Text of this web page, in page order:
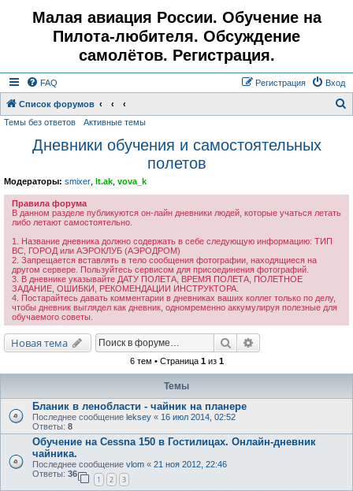
Малая авиация России. Обучение на
Пилота-любителя. Обсуждение
самолётов. Регистрация.
FAQ Вход
Регистрация
Список форумов
Темы без ответов Активные темы
Дневники обучения и самостоятельных
полетов
Модераторы: smixer lt.ak vova_k
Правила форума
В данном разделе публикуются он-лайн дневники людей, которые учаться летать
либо летают самостоятельно.
1. Название дневника должно содержать в себе следующую информацию: ТИП
ВС, ГОРОД или АЭРОКЛУБ (АЭРОДРОМ)
2. Запрещается вставлять в тело сообщения фотографии, находящиеся на
другом сервере. Пользуйтесь сервисом для присоединения фотографий.
3. В дневнике указывайте ДАТУ ПОЛЕТА, ВРЕМЯ ПОЛЕТА, ПОЛЕТНОЕ
ЗАДАНИЕ, ОШИБКИ, РЕКОМЕНДАЦИИ ИНСТРУКТОРА.
4. Постарайтесь давать комментарии в дневниках ваших коллег только по делу,
чтобы дневник выглядел как дневник, одномременно аккумулируя полезные для
обучаемого советы.
Новая тема Поиск
6 тем • Страница 1из 1
Темы
Бланик в ленобласти - чайник на планере
Последнее сообщение leksey « 16 июл 2014, 02:52
Ответы: 8
Обучение на Cessna 150 в Гостилицах. Онлайн-дневник
чайника.
Последнее сообщение vlom « 21 ноя 2012, 22:46
Ответы: 36
1 2 3